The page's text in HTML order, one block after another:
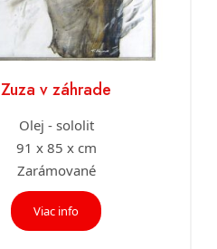
Zuza v záhrade
Olej - sololit
91 x 85 x cm
Zarámované
Viac info